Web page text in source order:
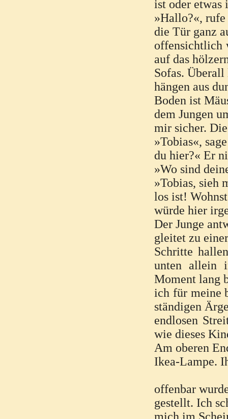
ist oder etwas
»Hallo?«,
die Tür ganz
offensichtlich
auf das
Sofas.
hängen aus
Boden ist
dem Jungen
mir sicher.
»Tobias«,
du hier?« Er
»Wo sind
»Tobias, sieh
los ist!
würde hier
Der Junge
gleitet zu
Schritte
unten allein
Moment lang
ich für meine
ständigen
endlosen
wie dieses
Am oberen
Ikea-Lampe.
offenbar
gestellt. Ich